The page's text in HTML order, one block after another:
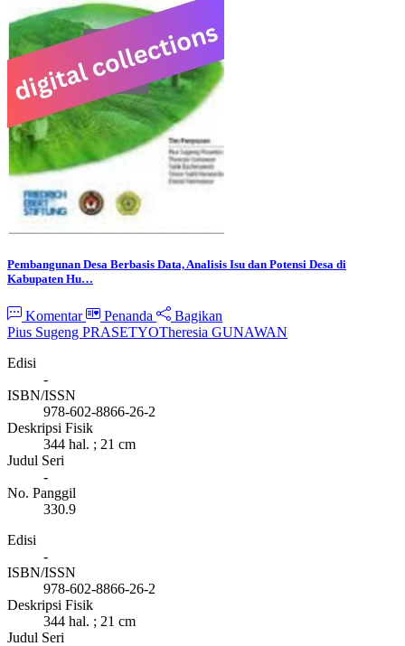
Pembangunan Desa Berbasis Data, Analisis Isu dan Potensi Desa di
Kabupaten Hu…
Komentar Penanda
Bagikan
Pius Sugeng PRASETYOTheresia GUNAWAN
Edisi
-
ISBN/ISSN
978-602-8866-26-2
Deskripsi Fisik
344 hal. ; 21 cm
Judul Seri
-
No. Panggil
330.9
Edisi
-
ISBN/ISSN
978-602-8866-26-2
Deskripsi Fisik
344 hal. ; 21 cm
Judul Seri